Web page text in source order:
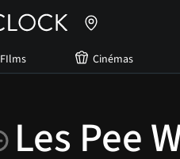
FIlms Cinémas
Les Pee